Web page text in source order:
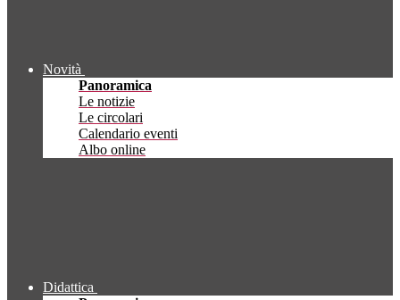
Novità
Panoramica
Le notizie
Le circolari
Calendario eventi
Albo online
Didattica